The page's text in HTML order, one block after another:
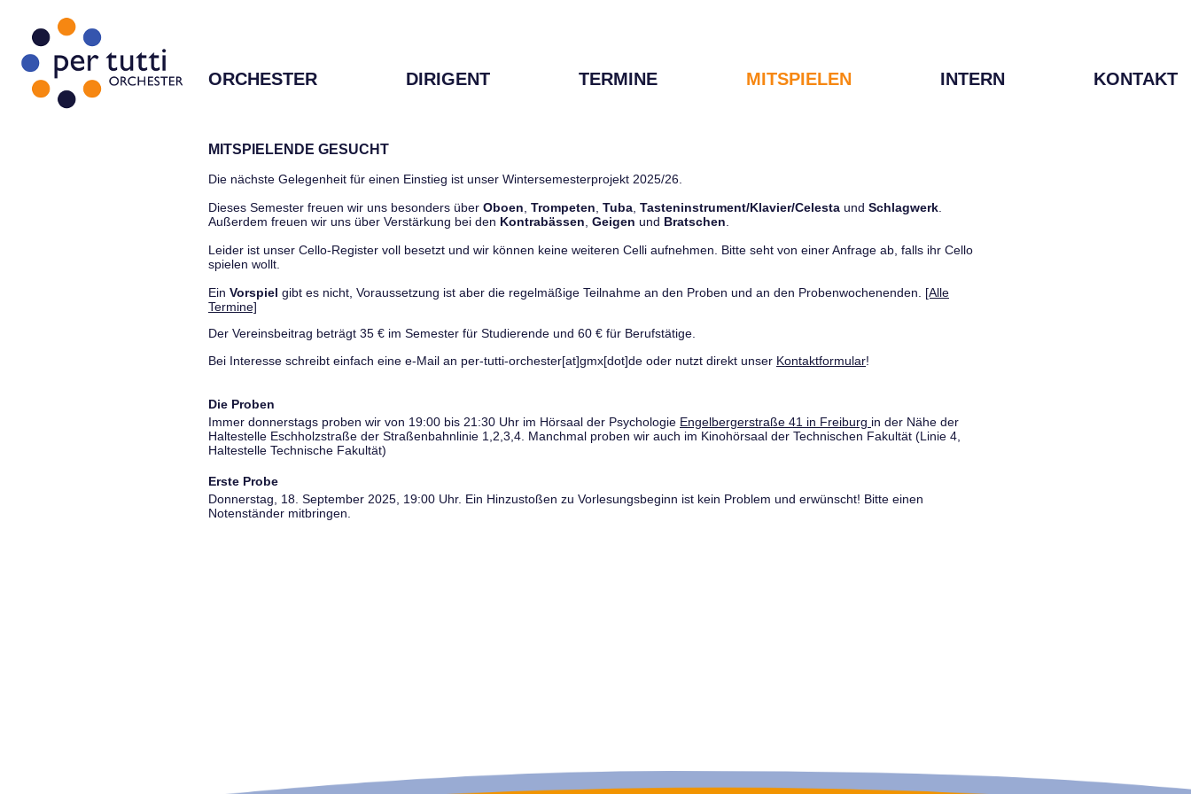
ORCHESTER DIRIGENT TERMINE MITSPIELEN INTERN KONTAKT
MITSPIELENDE GESUCHT
Die nächste Gelegenheit für einen Einstieg ist unser Wintersemesterprojekt 2025/26.
Dieses Semester freuen wir uns besonders über Oboen Trompeten Tuba Tasteninstrument/Klavier/Celesta und Schlagwerk
Außerdem freuen wir uns über Verstärkung bei den Kontrabässen Geigen und Bratschen
Leider ist unser Cello-Register voll besetzt und wir können keine weiteren Celli aufnehmen. Bitte seht von einer Anfrage ab, falls ihr Cello
spielen wollt.
Ein Vorspiel gibt es nicht, Voraussetzung ist aber die regelmäßige Teilnahme an den Proben und an den Probenwochenenden. [Alle
Termine]
Der Vereinsbeitrag beträgt 35 € im Semester für Studierende und 60 € für Berufstätige.
Bei Interesse schreibt einfach eine e-Mail an per-tutti-orchester[at]gmx[dot]de oder nutzt direkt unser Kontaktformular!
Die Proben
Immer donnerstags proben wir von 19:00 bis 21:30 Uhr im Hörsaal der Psychologie Engelbergerstraße 41 in Freiburg in der Nähe der
Haltestelle Eschholzstraße der Straßenbahnlinie 1,2,3,4. Manchmal proben wir auch im Kinohörsaal der Technischen Fakultät (Linie 4,
Haltestelle Technische Fakultät)
Erste Probe
Donnerstag, 18. September 2025, 19:00 Uhr. Ein Hinzustoßen zu Vorlesungsbeginn ist kein Problem und erwünscht! Bitte einen
Notenständer mitbringen.